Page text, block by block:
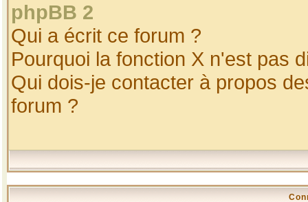
phpBB 2
Qui a écrit ce forum ?
Pourquoi la fonction X n'est pas
Qui dois-je contacter à propos
forum ?